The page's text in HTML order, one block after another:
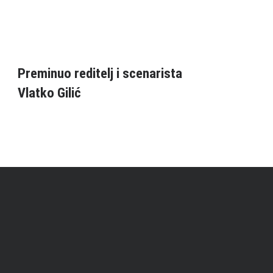
Preminuo reditelj i scenarista
Vlatko Gilić